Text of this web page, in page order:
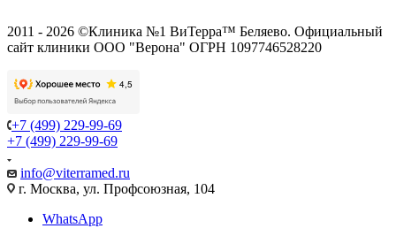
2011 - 2026 ©Клиника №1 ВиТерра™ Беляево. Официальный
сайт клиники ООО "Верона" ОГРН 1097746528220
+7 (499) 229-99-69
+7 (499) 229-99-69
info@viterramed.ru
г. Москва, ул. Профсоюзная, 104
WhatsApp